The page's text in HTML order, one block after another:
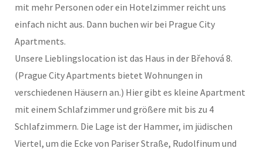
mit mehr Personen oder ein Hotelzimmer reicht uns
einfach nicht aus. Dann buchen wir bei Prague City
Apartments.
Unsere Lieblingslocation ist das Haus in der Břehová 8.
(Prague City Apartments bietet Wohnungen in
verschiedenen Häusern an.) Hier gibt es kleine Apartment
mit einem Schlafzimmer und größere mit bis zu 4
Schlafzimmern. Die Lage ist der Hammer, im jüdischen
Viertel, um die Ecke von Pariser Straße, Rudolfinum und